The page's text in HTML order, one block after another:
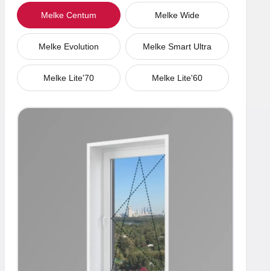
Melke Centum Melke Wide
Melke Evolution Melke Smart Ultra
Melke Lite'70 Melke Lite'60